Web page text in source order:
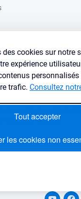
cookies sur notre
expérience
personnalisés
trafic. Consultez
Tout accepter
les cookies non
Finance de l'immobilier
Crédit immobilier
Simulateurs immobilier
Lybox vs DVF
newsletter gratuite :
faut pour trouvez des